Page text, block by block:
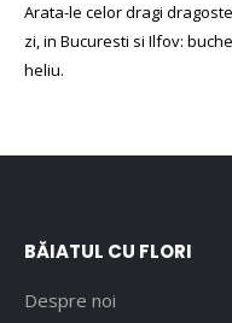
Arata-le celor dragi
zi, in Bucuresti si Ilfov:
heliu.
BĂIATUL CU FLORI
Despre noi